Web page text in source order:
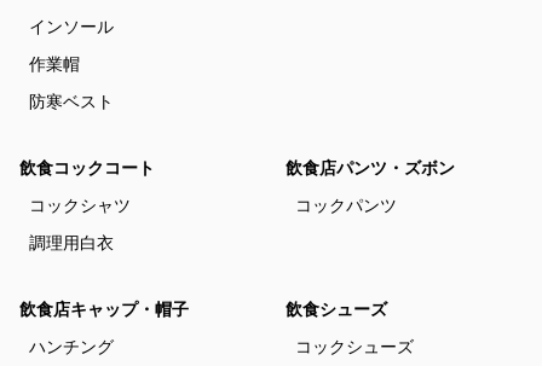
インソール
作業帽
防寒ベスト
飲食コックコート
コックシャツ
調理用白衣
飲食店パンツ・ズボン
コックパンツ
飲食店キャップ・帽子
ハンチング
飲食シューズ
コックシューズ